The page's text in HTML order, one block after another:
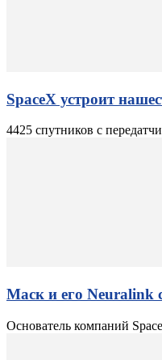
SpaceX устроит
4425 спутников с
Маск и его Neuralink
Основатель компаний